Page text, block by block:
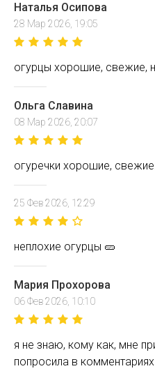
Наталья Осипова
28 Мар 2026, 19:05
огурцы хорошие, свежие,
Ольга Славина
08 Мар 2026, 20:07
огуречки хорошие,
25 Фев 2026, 12:29
неплохие огурцы 🥒
Мария Прохорова
06 Фев 2026, 10:10
я не знаю, кому как, мне
попросила в